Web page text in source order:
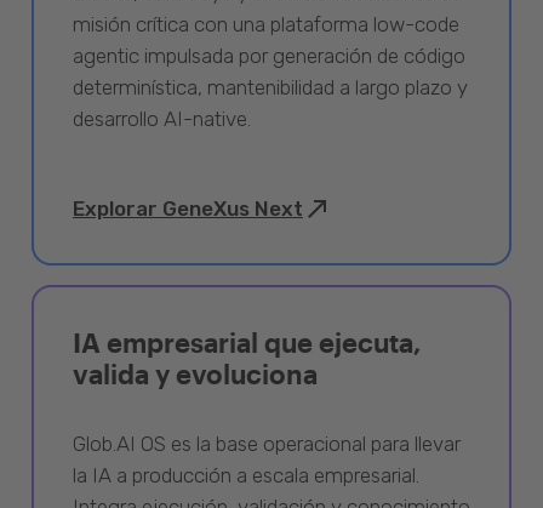
misión crítica con una plataforma low-code
agentic impulsada por generación de código
determinística, mantenibilidad a largo plazo y
desarrollo AI-native.
Explorar GeneXus Next
IA empresarial que ejecuta,
valida y evoluciona
Glob.AI OS es la base operacional para llevar
la IA a producción a escala empresarial.